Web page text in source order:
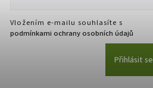
Vložením e-mailu souhlasíte s
podmínkami ochrany osobních údajů
Přihlásit se